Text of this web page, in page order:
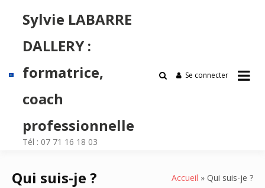
contenuSylvie LABARRE
DALLERY :
formatrice,
coach
professionnelle
Tél : 07 71 16 18 03
Se connecter
Qui suis-je ? Accueil Qui suis-je ?